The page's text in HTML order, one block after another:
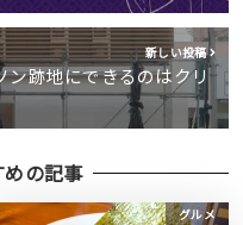
新しい投稿
ン跡地にできるのはクリ
の記事
グルメ